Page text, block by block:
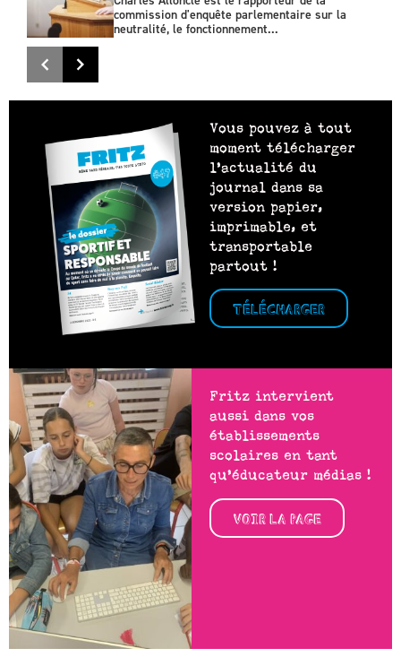
commission d'enquête parlementaire sur la
neutralité, le fonctionnement...
Vous pouvez à tout
moment télécharger
l’actualité du
journal dans sa
version papier,
imprimable, et
transportable
partout !
TÉLÉCHARGER
Fritz intervient
aussi dans vos
établissements
scolaires en tant
qu’éducateur médias !
VOIR LA PAGE